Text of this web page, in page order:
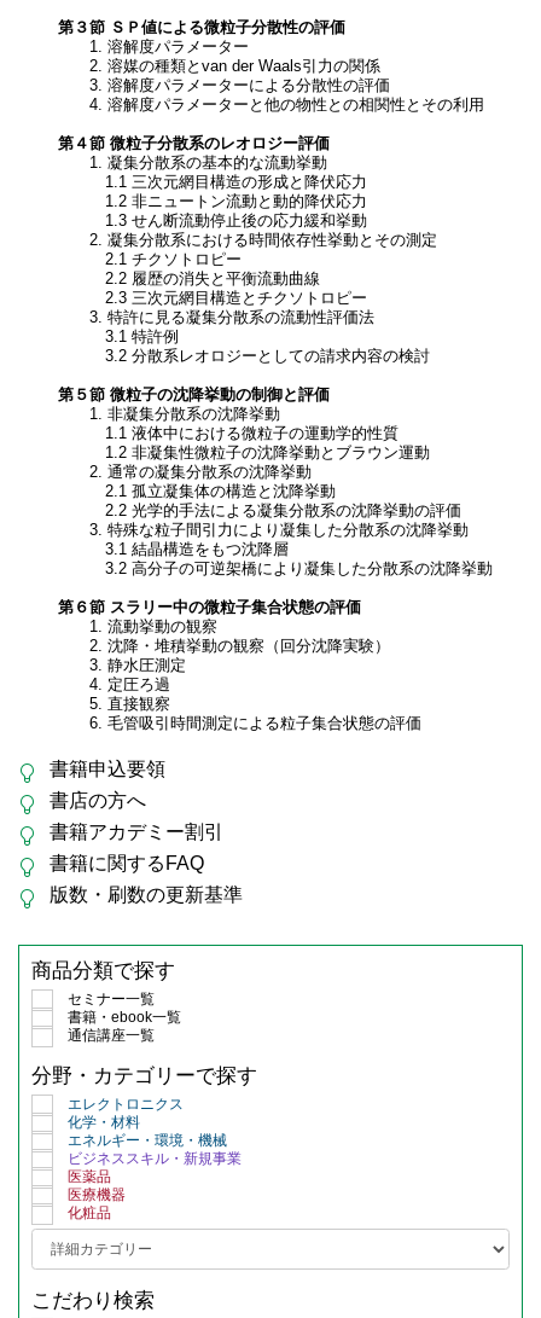
第３節 ＳＰ値による微粒子分散性の評価
1. 溶解度パラメーター
2. 溶媒の種類とvan der Waals引力の関係
3. 溶解度パラメーターによる分散性の評価
4. 溶解度パラメーターと他の物性との相関性とその利用
第４節 微粒子分散系のレオロジー評価
1. 凝集分散系の基本的な流動挙動
1.1 三次元網目構造の形成と降伏応力
1.2 非ニュートン流動と動的降伏応力
1.3 せん断流動停止後の応力緩和挙動
2. 凝集分散系における時間依存性挙動とその測定
2.1 チクソトロピー
2.2 履歴の消失と平衡流動曲線
2.3 三次元網目構造とチクソトロピー
3. 特許に見る凝集分散系の流動性評価法
3.1 特許例
3.2 分散系レオロジーとしての請求内容の検討
第５節 微粒子の沈降挙動の制御と評価
1. 非凝集分散系の沈降挙動
1.1 液体中における微粒子の運動学的性質
1.2 非凝集性微粒子の沈降挙動とブラウン運動
2. 通常の凝集分散系の沈降挙動
2.1 孤立凝集体の構造と沈降挙動
2.2 光学的手法による凝集分散系の沈降挙動の評価
3. 特殊な粒子間引力により凝集した分散系の沈降挙動
3.1 結晶構造をもつ沈降層
3.2 高分子の可逆架橋により凝集した分散系の沈降挙動
第６節 スラリー中の微粒子集合状態の評価
1. 流動挙動の観察
2. 沈降・堆積挙動の観察（回分沈降実験）
3. 静水圧測定
4. 定圧ろ過
5. 直接観察
6. 毛管吸引時間測定による粒子集合状態の評価
書籍申込要領
書店の方へ
書籍アカデミー割引
書籍に関するFAQ
版数・刷数の更新基準
商品分類で探す
セミナー一覧
書籍・ebook一覧
通信講座一覧
分野・カテゴリーで探す
エレクトロニクス
化学・材料
エネルギー・環境・機械
ビジネススキル・新規事業
医薬品
医療機器
化粧品
こだわり検索